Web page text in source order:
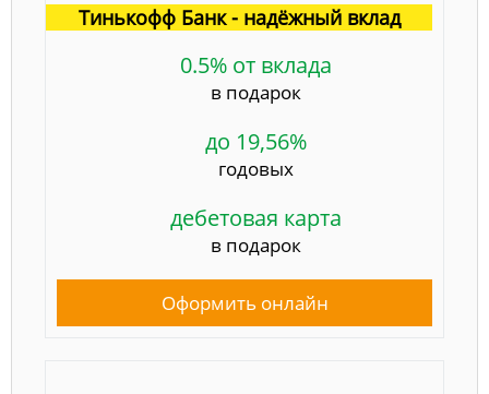
Тинькофф Банк - надёжный вклад
0.5% от вклада
в подарок
до 19,56%
годовых
дебетовая карта
в подарок
Оформить онлайн